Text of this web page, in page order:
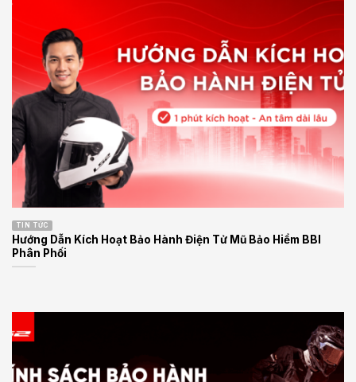
TIN TỨC
Hướng Dẫn Kích Hoạt Bảo Hành Điện Tử Mũ Bảo Hiểm BBI
Phân Phối